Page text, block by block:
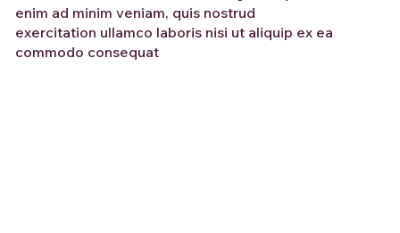
enim ad minim veniam, quis nostrud
exercitation ullamco laboris nisi ut aliquip ex ea
commodo consequat